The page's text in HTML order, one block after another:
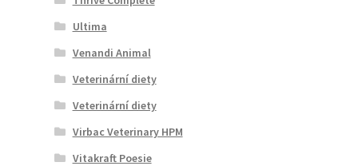
Ultima
Venandi Animal
Veterinární diety
Veterinární diety
Virbac Veterinary HPM
Vitakraft Poesie